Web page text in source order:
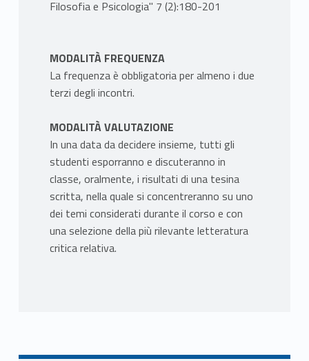
Filosofia e Psicologia" 7 (2):180-201
MODALITÀ FREQUENZA
La frequenza è obbligatoria per almeno i due
terzi degli incontri.
MODALITÀ VALUTAZIONE
In una data da decidere insieme, tutti gli
studenti esporranno e discuteranno in
classe, oralmente, i risultati di una tesina
scritta, nella quale si concentreranno su uno
dei temi considerati durante il corso e con
una selezione della più rilevante letteratura
critica relativa.